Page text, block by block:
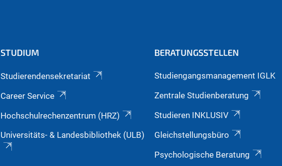
STUDIUM
Studierendensekretariat
Career Service
Hochschulrechenzentrum (HRZ)
Universitäts- & Landesbibliothek (ULB)
BERATUNGSSTELLEN
Studiengangsmanagement IGLK
Zentrale Studienberatung
Studieren INKLUSIV
Gleichstellungsbüro
Psychologische Beratung